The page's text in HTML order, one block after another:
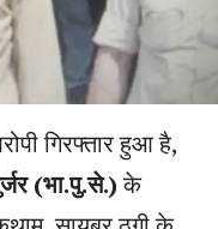
गिरफ्तार हुआ है,
(भा.पु.से.)के